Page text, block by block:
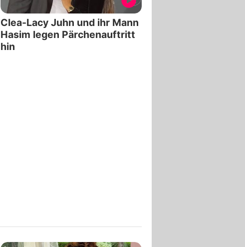
Clea-Lacy Juhn und ihr Mann
Hasim legen Pärchenauftritt
hin